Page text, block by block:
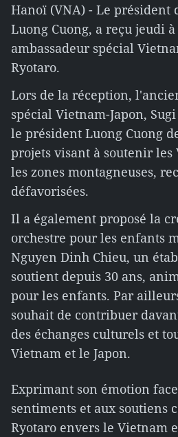
Hanoï (VNA) - Le président
Luong Cuong, a reçu jeudi
ambassadeur spécial
Ryotaro.
Lors de la réception,
spécial Vietnam-Japon,
le président Luong Cuong
projets visant à soutenir
les zones montagneuses,
défavorisées.
Il a également proposé la
orchestre pour les enfants
Nguyen Dinh Chieu, un
soutient depuis 30 ans,
pour les enfants. Par
souhait de contribuer
des échanges culturels et
Vietnam et le Japon.
Exprimant son émotion
sentiments et aux soutiens
Ryotaro envers le Vietnam